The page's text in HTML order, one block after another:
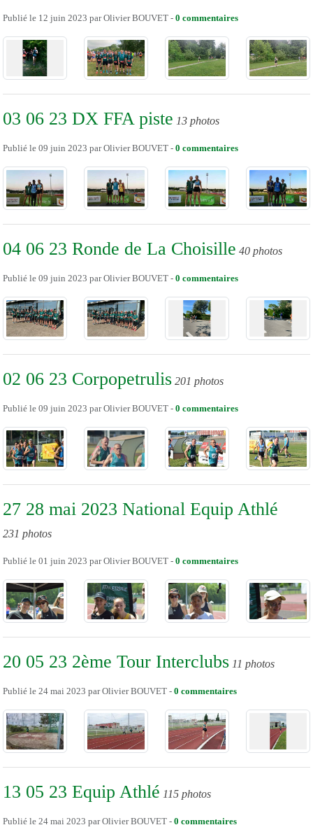
Publié le 12 juin 2023 parOlivier BOUVET - 0 commentaires
03 06 23 DX FFA piste 13 photos
Publié le 09 juin 2023 parOlivier BOUVET - 0 commentaires
04 06 23 Ronde de La Choisille 40 photos
Publié le 09 juin 2023 parOlivier BOUVET - 0 commentaires
02 06 23 Corpopetrulis 201 photos
Publié le 09 juin 2023 parOlivier BOUVET - 0 commentaires
27 28 mai 2023 National Equip Athlé
231 photos
Publié le 01 juin 2023 parOlivier BOUVET - 0 commentaires
20 05 23 2ème Tour Interclubs 11 photos
Publié le 24 mai 2023 parOlivier BOUVET - 0 commentaires
13 05 23 Equip Athlé 115 photos
Publié le 24 mai 2023 parOlivier BOUVET - 0 commentaires